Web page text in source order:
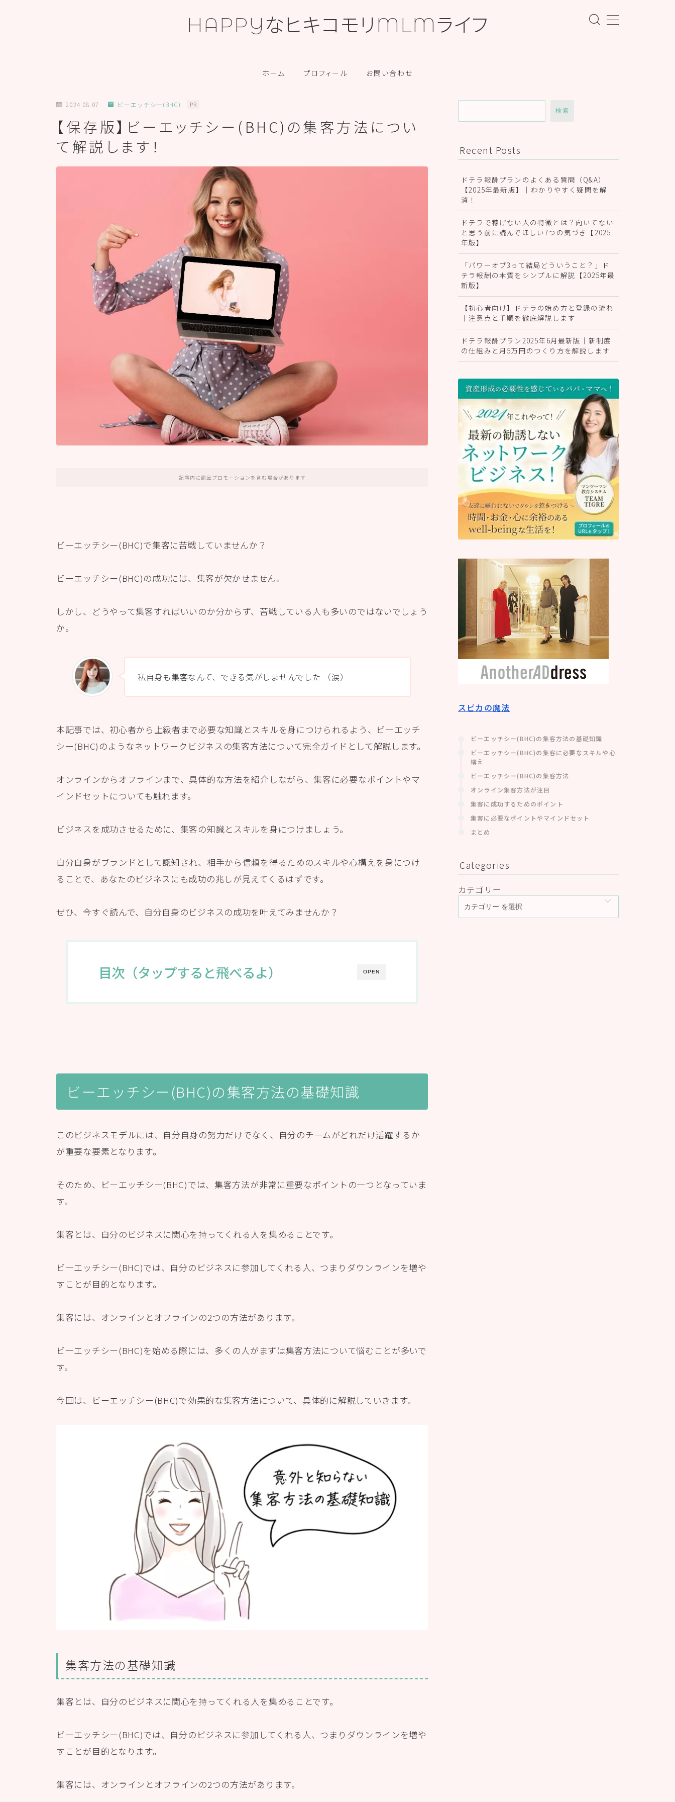
HAPPYなヒキコモリMLMライフ
ホーム プロフィール お問い合わせ
プロフィール
2024.08.07 ビーエッチシー(BHC) PR
【保存版】ビーエッチシー(BHC)の集客方法につい
て解説します！
記事内に商品プロモーションを含む場合があります
ビーエッチシー(BHC)で集客に苦戦していませんか？
ビーエッチシー(BHC)の成功には、集客が欠かせません。
しかし、どうやって集客すればいいのか分からず、苦戦している人も多いのではないでしょう
か。
私自身も集客なんて、できる気がしませんでした （涙）
本記事では、初心者から上級者まで必要な知識とスキルを身につけられるよう、ビーエッチ
シー(BHC)のようなネットワークビジネスの集客方法について完全ガイドとして解説します。
オンラインからオフラインまで、具体的な方法を紹介しながら、集客に必要なポイントやマ
インドセットについても触れます。
ビジネスを成功させるために、集客の知識とスキルを身につけましょう。
自分自身がブランドとして認知され、相手から信頼を得るためのスキルや心構えを身につけ
ることで、あなたのビジネスにも成功の兆しが見えてくるはずです。
ぜひ、今すぐ読んで、自分自身のビジネスの成功を叶えてみませんか？
OPEN
目次（タップすると飛べるよ）
ビーエッチシー(BHC)の集客方法の基礎知識
このビジネスモデルには、自分自身の努力だけでなく、自分のチームがどれだけ活躍するか
が重要な要素となります。
そのため、ビーエッチシー(BHC)では、集客方法が非常に重要なポイントの一つとなっていま
す。
集客とは、自分のビジネスに関心を持ってくれる人を集めることです。
ビーエッチシー(BHC)では、自分のビジネスに参加してくれる人、つまりダウンラインを増や
すことが目的となります。
集客には、オンラインとオフラインの2つの方法があります。
ビーエッチシー(BHC)を始める際には、多くの人がまずは集客方法について悩むことが多いで
す。
今回は、ビーエッチシー(BHC)で効果的な集客方法について、具体的に解説していきます。
集客方法の基礎知識
集客とは、自分のビジネスに関心を持ってくれる人を集めることです。
ビーエッチシー(BHC)では、自分のビジネスに参加してくれる人、つまりダウンラインを増や
すことが目的となります。
集客には、オンラインとオフラインの2つの方法があります。
検索
Recent Posts
ドテラ報酬プランのよくある質問（Q&A）
【2025年最新版】｜わかりやすく疑問を解
消！
ドテラで稼げない人の特徴とは？向いてない
と思う前に読んでほしい7つの気づき【2025
年版】
「パワーオブ3って結局どういうこと？」ド
テラ報酬の本質をシンプルに解説【2025年最
新版】
【初心者向け】ドテラの始め方と登録の流れ
｜注意点と手順を徹底解説します
ドテラ報酬プラン2025年6月最新版｜新制度
の仕組みと月5万円のつくり方を解説します
スピカの魔法
ビーエッチシー(BHC)の集客方法の基礎知識
ビーエッチシー(BHC)の集客に必要なスキルや心
構え
ビーエッチシー(BHC)の集客方法
オンライン集客方法が注目
集客に成功するためのポイント
集客に必要なポイントやマインドセット
まとめ
Categories
カテゴリー